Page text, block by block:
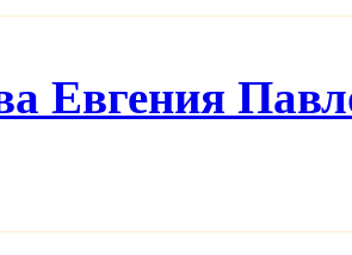
Евгения